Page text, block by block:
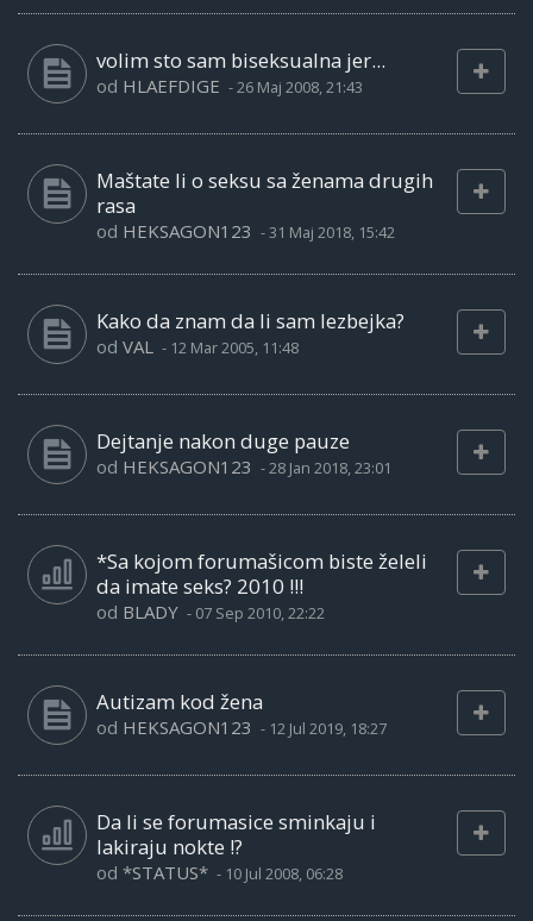
volim sto sam biseksualna jer...
od HLAEFDIGE -26 Maj 2008, 21:43
Maštate li o seksu sa ženama drugih
rasa
od HEKSAGON123 -31 Maj 2018, 15:42
Kako da znam da li sam lezbejka?
od VAL - 12 Mar 2005, 11:48
Dejtanje nakon duge pauze
od HEKSAGON123 -28 Jan 2018, 23:01
*Sa kojom forumašicom biste želeli
da imate seks? 2010 !!!
od BLADY - 07 Sep 2010, 22:22
Autizam kod žena
od HEKSAGON123 - 12 Jul 2019, 18:27
Da li se forumasice sminkaju i
lakiraju nokte !?
od *STATUS* - 10 Jul 2008, 06:28